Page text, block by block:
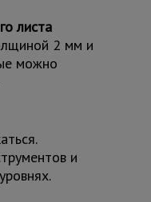
листа
2 мм и
можно
и